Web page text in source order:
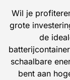
Wil je
grote
de
schaalbare
bent aan